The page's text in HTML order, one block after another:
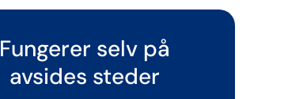
Fungerer selv på
avsides steder